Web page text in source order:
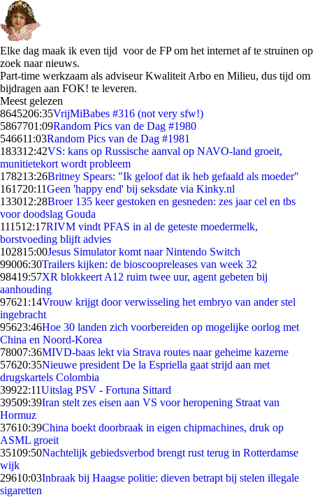
Elke dag maak ik even tijd voor de FP om het internet af te struinen op
zoek naar nieuws.
Part-time werkzaam als adviseur Kwaliteit Arbo en Milieu, dus tijd om
bijdragen aan FOK! te leveren.
Meest gelezen
8645206:35VrijMiBabes #316 (not very sfw!)
5867701:09Random Pics van de Dag #1980
546611:03Random Pics van de Dag #1981
183312:42VS: kans op Russische aanval op NAVO-land groeit,
munitietekort wordt probleem
178213:26Britney Spears: "Ik geloof dat ik heb gefaald als moeder"
161720:11Geen 'happy end' bij seksdate via Kinky.nl
133012:28Broer 135 keer gestoken en gesneden: zes jaar cel en tbs
voor doodslag Gouda
111512:17RIVM vindt PFAS in al de geteste moedermelk,
borstvoeding blijft advies
102815:00Jesus Simulator komt naar Nintendo Switch
99006:30Trailers kijken: de bioscoopreleases van week 32
98419:57XR blokkeert A12 ruim twee uur, agent gebeten bij
aanhouding
97621:14Vrouw krijgt door verwisseling het embryo van ander stel
ingebracht
95623:46Hoe 30 landen zich voorbereiden op mogelijke oorlog met
China en Noord-Korea
78007:36MIVD-baas lekt via Strava routes naar geheime kazerne
57620:35Nieuwe president De la Espriella gaat strijd aan met
drugskartels Colombia
39922:11Uitslag PSV - Fortuna Sittard
39509:39Iran stelt zes eisen aan VS voor heropening Straat van
Hormuz
37610:39China boekt doorbraak in eigen chipmachines, druk op
ASML groeit
35109:50Nachtelijk gebiedsverbod brengt rust terug in Rotterdamse
wijk
29610:03Inbraak bij Haagse politie: dieven betrapt bij stelen illegale
sigaretten